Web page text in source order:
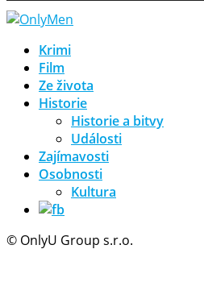
Krimi
Film
Ze života
Historie
Historie a bitvy
Události
Zajímavosti
Osobnosti
Kultura
© OnlyU Group s.r.o.